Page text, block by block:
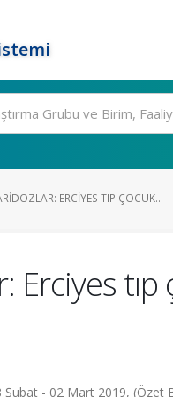
ERCIYES TIP ÇOCUK...
Erciyes
Şubat - 02 Mart 2019, (Özet